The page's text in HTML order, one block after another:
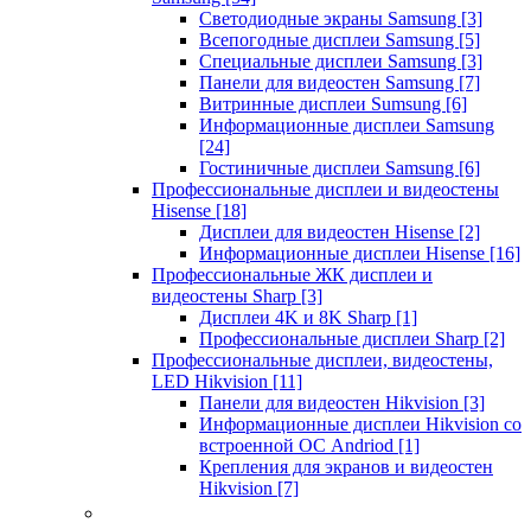
Светодиодные экраны Samsung [3]
Всепогодные дисплеи Samsung [5]
Специальные дисплеи Samsung [3]
Панели для видеостен Samsung [7]
Витринные дисплеи Sumsung [6]
Информационные дисплеи Samsung
[24]
Гостиничные дисплеи Samsung [6]
Профессиональные дисплеи и видеостены
Hisense [18]
Дисплеи для видеостен Hisense [2]
Информационные дисплеи Hisense [16]
Профессиональные ЖК дисплеи и
видеостены Sharp [3]
Дисплеи 4K и 8K Sharp [1]
Профессиональные дисплеи Sharp [2]
Профессиональные дисплеи, видеостены,
LED Hikvision [11]
Панели для видеостен Hikvision [3]
Информационные дисплеи Hikvision со
встроенной ОС Andriod [1]
Крепления для экранов и видеостен
Hikvision [7]